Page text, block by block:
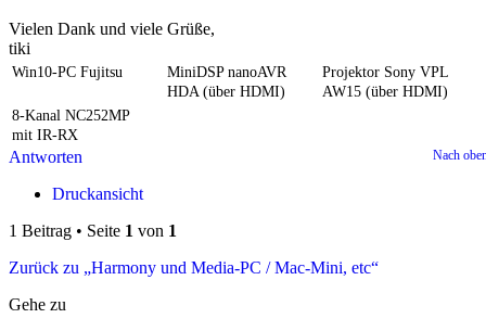
Vielen Dank und viele Grüße,
tiki
Win10-PC Fujitsu
MiniDSP nanoAVR
HDA (über HDMI)
Projektor Sony VPL
AW15 (über HDMI)
8-Kanal NC252MP
mit IR-RX
Nach
Antworten
Druckansicht
1 Beitrag • Seite 1 von 1
Zurück zu „Harmony und Media-PC / Mac-Mini, etc“
Gehe zu